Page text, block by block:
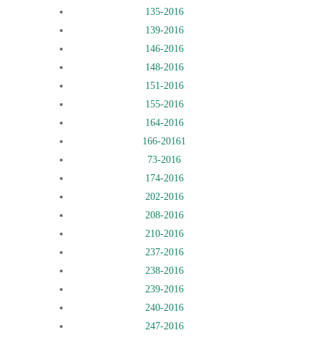
135-2016
139-2016
146-2016
148-2016
151-2016
155-2016
164-2016
166-20161
73-2016
174-2016
202-2016
208-2016
210-2016
237-2016
238-2016
239-2016
240-2016
247-2016